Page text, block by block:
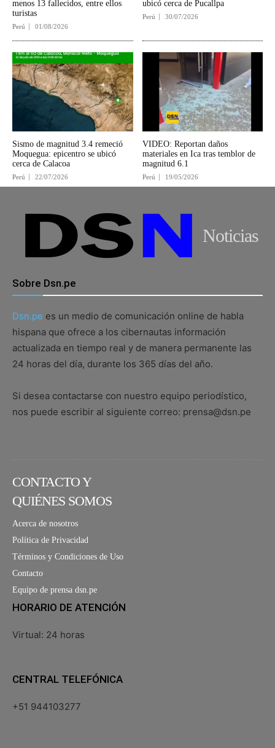
menos 13 fallecidos, entre ellos
turistas
Perú 01/08/2026
ubicó cerca de Pucallpa
Perú 30/07/2026
Sismo de magnitud 3.4 remeció
Moquegua: epicentro se ubicó
cerca de Calacoa
Perú 22/07/2026
VIDEO: Reportan daños
materiales en Ica tras temblor de
magnitud 6.1
Perú 19/05/2026
Noticias
Sobre Dsn.pe
Dsn.pe es un medio de comunicación online de habla
hispana que ofrece a los cibernautas información
actualizada en tiempo real y de manera permanente las
24 horas del día, durante los 365 días del año.
Si desea contactarse con nuestro equipo periodístico,
nos puede escribir al siguiente correo: prensa@dsn.pe
CONTACTO Y
QUIÉNES SOMOS
Acerca de nosotros
Política de Privacidad
Términos y Condiciones de Uso
Contacto
Equipo de prensa dsn.pe
HORARIO DE ATENCIÓN
Virtual: 24 horas
CENTRAL TELEFÓNICA
+51 944103277